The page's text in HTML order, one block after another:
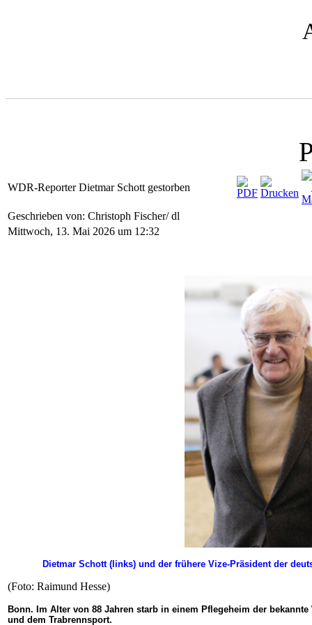
WDR-Reporter Dietmar Schott gestorben
Geschrieben von: Christoph Fischer/ dl
Mittwoch, 13. Mai 2026 um 12:32
Dietmar Schott (links) und der frühere Vize-Präsident der
(Foto: Raimund Hesse)
Bonn. Im Alter von 88 Jahren starb in einem Pflegeheim der
und dem Trabrennsport.